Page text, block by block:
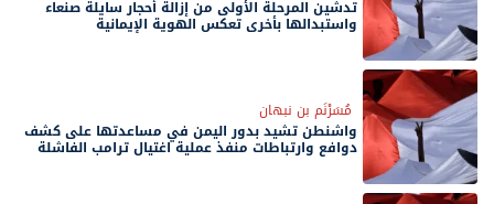
تدشين المرحلة الأولى من إزالة أحجار سايلة صنعاء
واستبدالها بأخرى تعكس الهوية الإيمانية
مُسَرْنَم بن نبهان
واشنطن تشيد بدور اليمن في مساعدتها على كشف
دوافع وارتباطات منفذ عملية اغتيال ترامب الفاشلة